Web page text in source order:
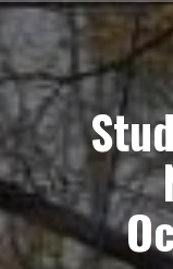
Skip
content